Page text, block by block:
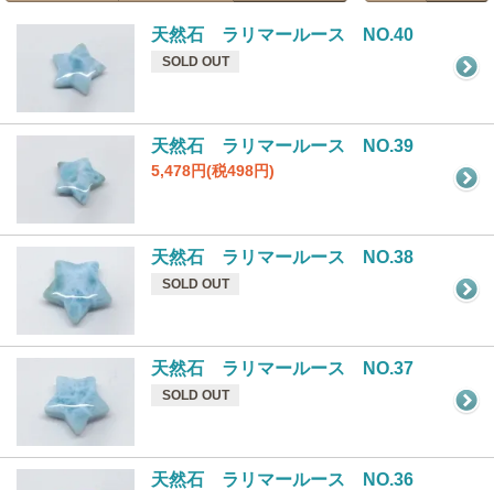
天然石 ラリマールース NO.40
SOLD OUT
天然石 ラリマールース NO.39
5,478円(税498円)
天然石 ラリマールース NO.38
SOLD OUT
天然石 ラリマールース NO.37
SOLD OUT
天然石 ラリマールース NO.36